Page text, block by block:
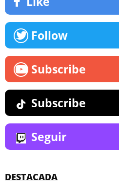
Follow
Subscribe
Subscribe
Seguir
DESTACADA